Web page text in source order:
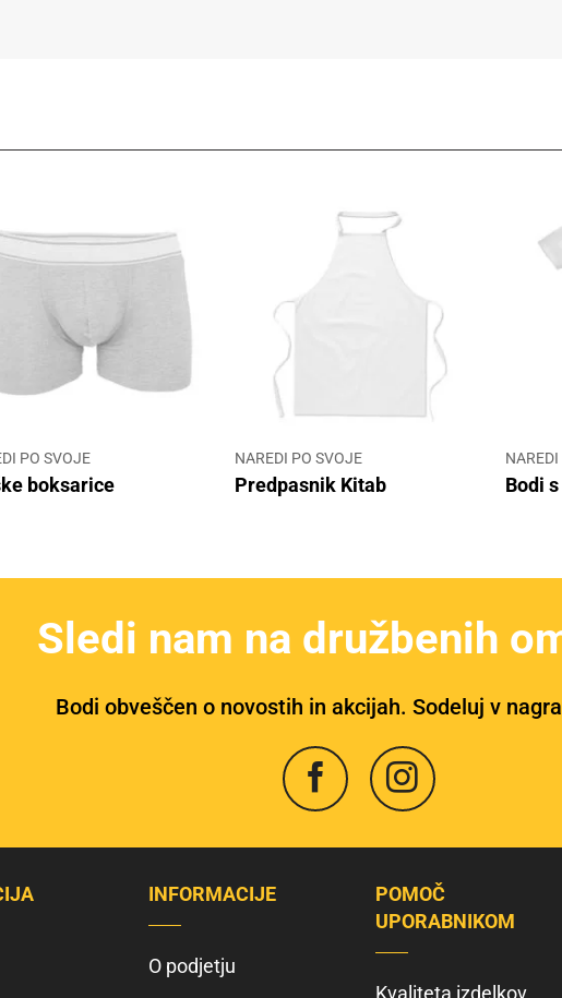
PO SVOJE
boksarice
NAREDI PO SVOJE
Predpasnik Kitab Bodi
Sledi nam na družbenih
Bodi obveščen o novostih in akcijah. Sodeluj v
INFORMACIJE
O podjetju
POMOČ
UPORABNIKOM
Kvaliteta izdelkov